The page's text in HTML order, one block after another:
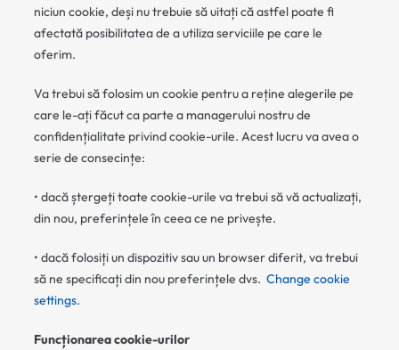
niciun cookie, deși nu trebuie să uitați că astfel poate fi
afectată posibilitatea de a utiliza serviciile pe care le
oferim.
Va trebui să folosim un cookie pentru a reține alegerile pe
care le-ați făcut ca parte a managerului nostru de
confidențialitate privind cookie-urile. Acest lucru va avea o
serie de consecințe:
• dacă ștergeți toate cookie-urile va trebui să vă actualizați,
din nou, preferințele în ceea ce ne privește.
• dacă folosiți un dispozitiv sau un browser diferit, va trebui
să ne specificați din nou preferințele dvs. Change cookie
settings.
Funcționarea cookie-urilor